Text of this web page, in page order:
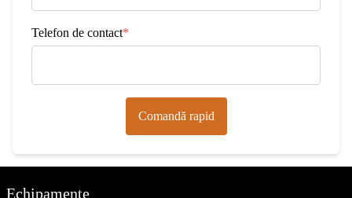
Telefon de contact*
Comandă rapid
Echipamente